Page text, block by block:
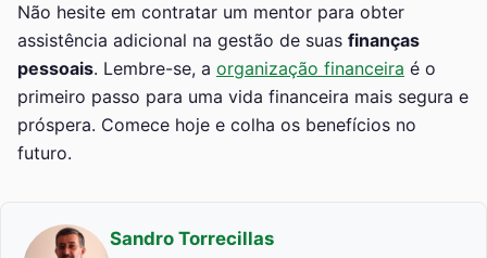
Não hesite em contratar um mentor para obter
assistência adicional na gestão de suas finanças
pessoais. Lembre-se, a organização financeira é o
primeiro passo para uma vida financeira mais segura e
próspera. Comece hoje e colha os benefícios no
futuro.
Sandro Torrecillas